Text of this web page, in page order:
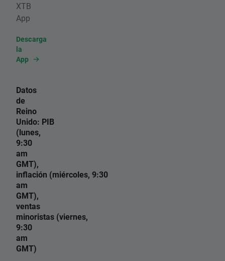
XTB
App
Descarga
la
App
Datos
de
Reino
Unido: PIB
(lunes,
9:30
am
GMT),
inflación (miércoles, 9:30
am
GMT),
ventas
minoristas (viernes,
9:30
am
GMT)